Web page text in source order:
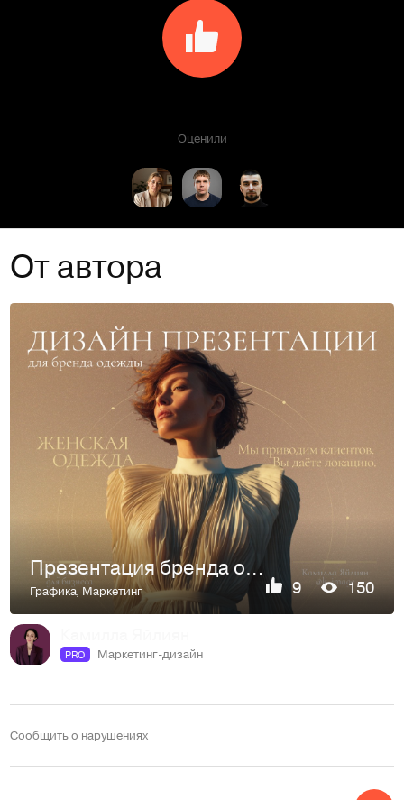
Оценили
От автора
Презентация бренда одежды
Графика,Маркетинг 9 150
PRO Маркетинг-дизайн
Сообщить о нарушениях